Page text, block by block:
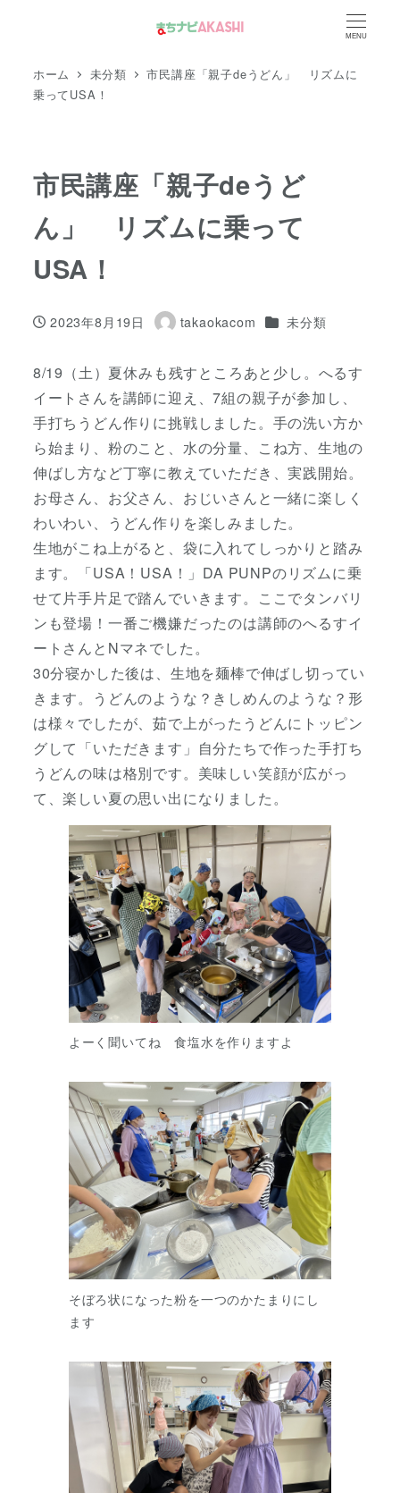
MENU
ホーム 未分類
市民講座「親子deうどん」 リズムに
乗ってUSA！
市民講座「親子deうど
ん」 リズムに乗って
USA！
投稿日
2023年8月19日
著
takaokacom カテゴリー
未分類
8/19（土）夏休みも残すところあと少し。へるす
イートさんを講師に迎え、7組の親子が参加し、
手打ちうどん作りに挑戦しました。手の洗い方か
ら始まり、粉のこと、水の分量、こね方、生地の
伸ばし方など丁寧に教えていただき、実践開始。
お母さん、お父さん、おじいさんと一緒に楽しく
わいわい、うどん作りを楽しみました。
生地がこね上がると、袋に入れてしっかりと踏み
ます。「USA！USA！」DA PUNPのリズムに乗
せて片手片足で踏んでいきます。ここでタンバリ
ンも登場！一番ご機嫌だったのは講師のへるすイ
ートさんとNマネでした。
30分寝かした後は、生地を麺棒で伸ばし切ってい
きます。うどんのような？きしめんのような？形
は様々でしたが、茹で上がったうどんにトッピン
グして「いただきます」自分たちで作った手打ち
うどんの味は格別です。美味しい笑顔が広がっ
て、楽しい夏の思い出になりました。
よーく聞いてね 食塩水を作りますよ
そぼろ状になった粉を一つのかたまりにし
ます